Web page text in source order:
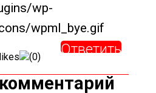
(0) Ответить